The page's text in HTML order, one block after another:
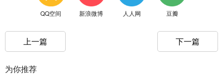
QQ空间 新浪微博 人人网 豆瓣
上一篇 下一篇
为你推荐